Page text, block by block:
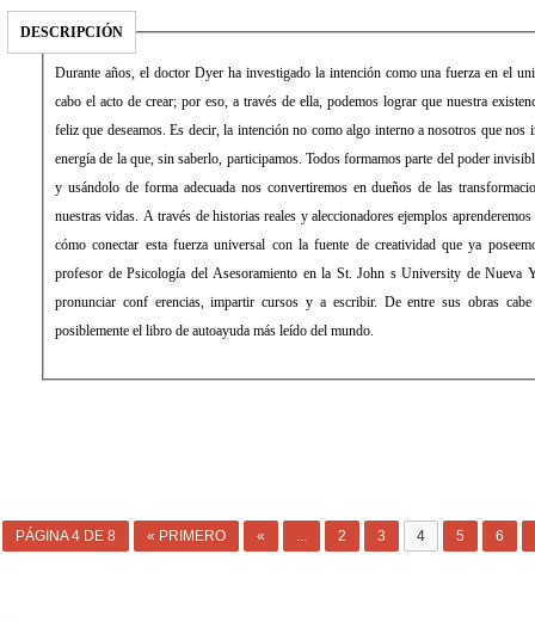
DESCRIPCIÓN
Durante años, el doctor Dyer ha investigado la intención como una fuerza en el
cabo el acto de crear; por eso, a través de ella, podemos lograr que nuestra
feliz que deseamos. Es decir, la intención no como algo interno a nosotros que nos
energía de la que, sin saberlo, participamos. Todos formamos parte del poder
y usándolo de forma adecuada nos convertiremos en dueños de las
nuestras vidas. A través de historias reales y aleccionadores ejemplos
cómo conectar esta fuerza universal con la fuente de creatividad que ya
profesor de Psicología del Asesoramiento en la St. John s University de Nueva
pronunciar conf erencias, impartir cursos y a escribir. De entre sus obras cabe
posiblemente el libro de autoayuda más leído del mundo.
PÁGINA 4 DE 8 « PRIMERO « 2 3 4 5 6